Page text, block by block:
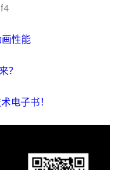
性能
？
电子书！